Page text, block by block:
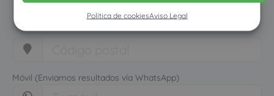
Política de cookiesAviso Legal
Móvil (Enviamos resultados vía WhatsApp)